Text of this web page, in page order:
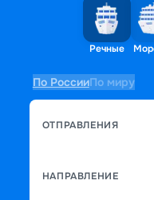
Речные
По РоссииПо миру
ОТПРАВЛЕНИЯ
НАПРАВЛЕНИЕ